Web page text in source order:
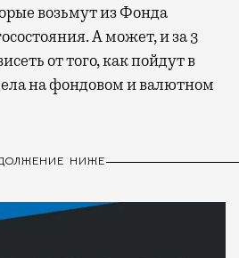
возьмут из Фонда
А может, и за 3
от того, как пойдут в
на фондовом и валютном
НИЖЕ